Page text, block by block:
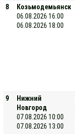
8
Козьмодемьянск
06.08.2026 16:00
06.08.2026 18:00
9
Нижний
Новгород
07.08.2026 10:00
07.08.2026 13:00